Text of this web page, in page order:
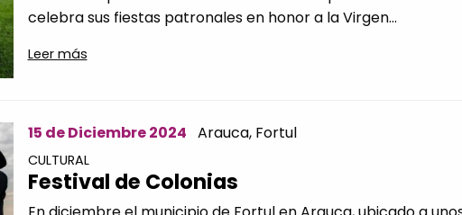
celebra sus fiestas patronales en honor a la Virgen...
Leer más
15 de Diciembre 2024 Arauca, Fortul
CULTURAL
Festival de Colonias